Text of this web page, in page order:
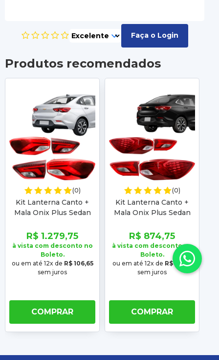
Faça o Login
Produtos recomendados
(0)
Kit Lanterna Canto +
Mala Onix Plus Sedan
2024 2025 Com Led
Completo
R$ 1.279,75
à vista com desconto no
Boleto.
ou em até 12x de R$ 106,65
sem juros
COMPRAR
(0)
Kit Lanterna Canto +
Mala Onix Plus Sedan
2024 2025 Sem Led
Completo
R$ 874,75
à vista com desconto no
Boleto.
ou em até 12x de R$ 72,90
sem juros
COMPRAR